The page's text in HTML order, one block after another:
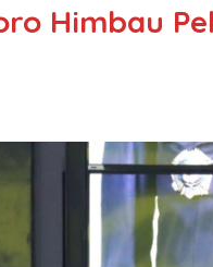
Himbau